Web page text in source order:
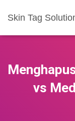
Skin Tag
vs